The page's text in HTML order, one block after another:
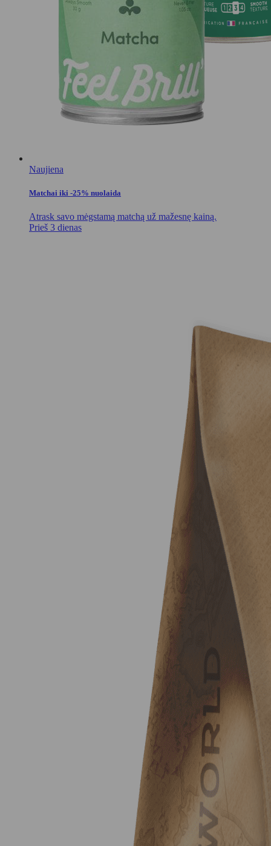
Naujiena
Matchai iki -25% nuolaida
Atrask savo mėgstamą matchą už mažesnę kainą.
Prieš 3 dienas